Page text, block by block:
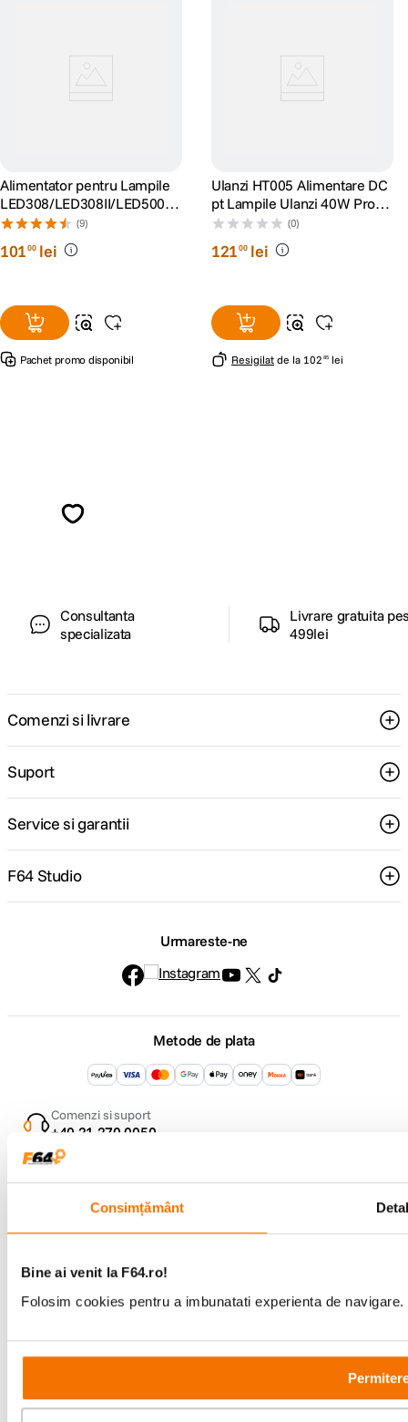
Consimțământ
Bine ai venit la F64.ro!
Folosim cookies pentru a imbunatati experienta de
Alimentator pentru Lampile
LED308/LED308II/LED500L
R/LEDP260C(9)
10100 lei
Pachet promo disponibil
Ulanzi HT005 Alimentare DC
pt Lampile Ulanzi 40W Pro
RGB
(0)
12100 lei
Resigilat de la 102 85 lei
Consultanta
specializata
Livrare gratuita
499lei
Comenzi si livrare
Suport
Service si garantii
F64 Studio
Urmareste-ne
Metode de plata
Comenzi si suport
+40 21 270 0050
Program de lucru
09:00 - 21:00
Showroom
Bd-ul Unirii 64, Bucuresti